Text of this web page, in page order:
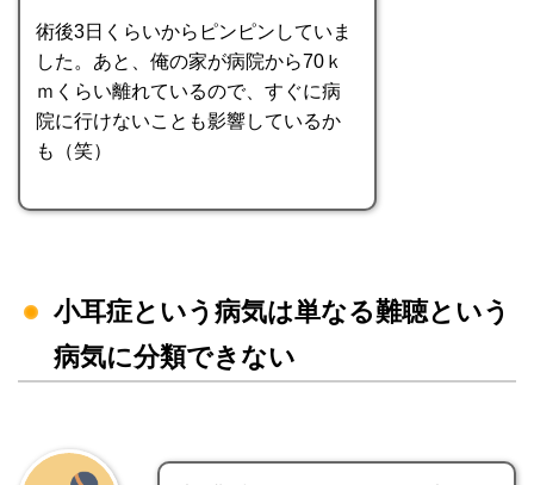
術後3日くらいからピンピンしていま
した。あと、俺の家が病院から70ｋ
ｍくらい離れているので、すぐに病
院に行けないことも影響しているか
も（笑）
小耳症という病気は単なる難聴という
病気に分類できない